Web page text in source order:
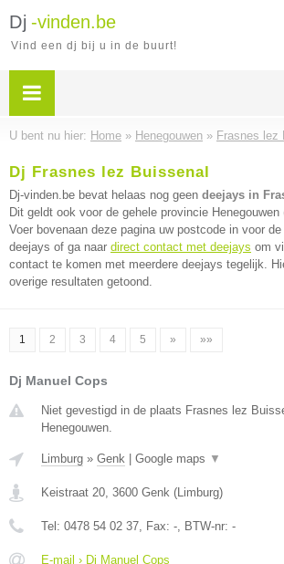
Dj -vinden.be
Vind een dj bij u in de buurt!
U bent nu hier: Home » Henegouwen » Frasnes lez
Dj Frasnes lez Buissenal
Dj-vinden.be bevat helaas nog geen deejays in
Dit geldt ook voor de gehele provincie Henegouwen
Voer bovenaan deze pagina uw postcode in voor
deejays of ga naar direct contact met deejays om
contact te komen met meerdere deejays tegelijk.
overige resultaten getoond.
1 2 3 4 5 » »»
Dj Manuel Cops
Niet gevestigd in de plaats Frasnes lez
Henegouwen.
Limburg » Genk Google maps ▼
Keistraat 20, 3600 Genk (Limburg)
Tel: 0478 54 02 37, Fax: -, BTW-nr: -
E-mail › Dj Manuel Cops